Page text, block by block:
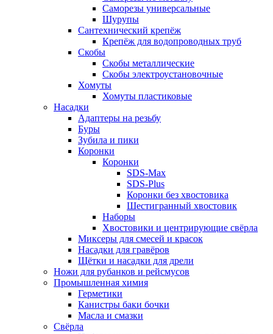
Саморезы универсальные
Шурупы
Сантехнический крепёж
Крепёж для водопроводных труб
Скобы
Скобы металлические
Скобы электроустановочные
Хомуты
Хомуты пластиковые
Насадки
Адаптеры на резьбу
Буры
Зубила и пики
Коронки
Коронки
SDS-Max
SDS-Plus
Коронки без хвостовика
Шестигранный хвостовик
Наборы
Хвостовики и центрирующие свёрла
Миксеры для смесей и красок
Насадки для гравёров
Щётки и насадки для дрели
Ножи для рубанков и рейсмусов
Промышленная химия
Герметики
Канистры баки бочки
Масла и смазки
Свёрла